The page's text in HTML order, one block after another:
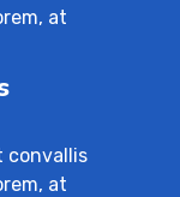
at
convallis
at